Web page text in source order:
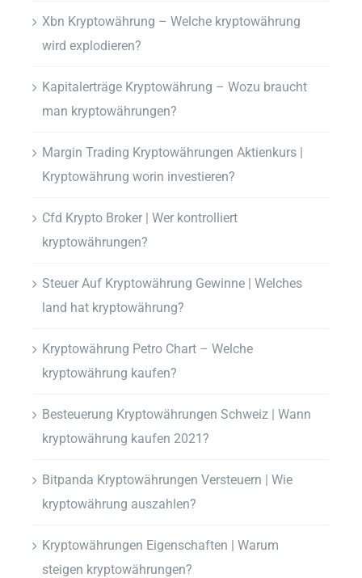
Xbn Kryptowährung – Welche kryptowährung
wird explodieren?
Kapitalerträge Kryptowährung – Wozu braucht
man kryptowährungen?
Margin Trading Kryptowährungen Aktienkurs |
Kryptowährung worin investieren?
Cfd Krypto Broker | Wer kontrolliert
kryptowährungen?
Steuer Auf Kryptowährung Gewinne | Welches
land hat kryptowährung?
Kryptowährung Petro Chart – Welche
kryptowährung kaufen?
Besteuerung Kryptowährungen Schweiz | Wann
kryptowährung kaufen 2021?
Bitpanda Kryptowährungen Versteuern | Wie
kryptowährung auszahlen?
Kryptowährungen Eigenschaften | Warum
steigen kryptowährungen?